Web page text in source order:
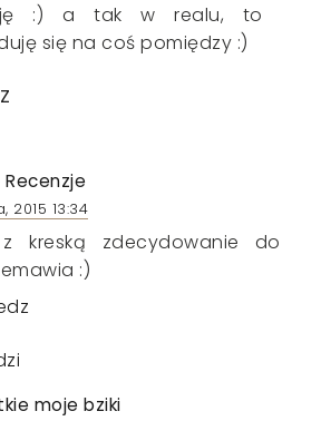
:) a tak w realu, to
się na coś pomiędzy :)
2015 13:34
kreską zdecydowanie do
:)
moje bziki